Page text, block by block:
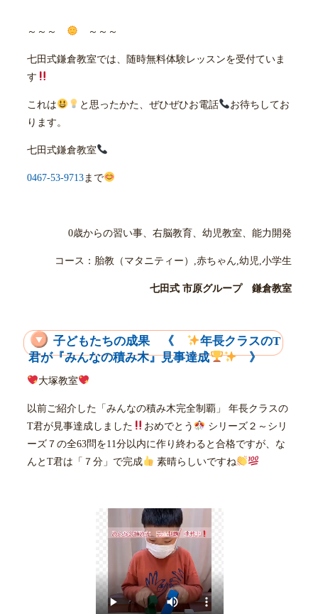
～～～ ～～～
七田式鎌倉教室では、随時無料体験レッスンを受付ていま
す
これは と思ったかた、ぜひぜひお電話
お待ちしてお
ります。
七田式鎌倉教室
0467-53-9713 まで
0歳からの習い事、右脳教育、幼児教室、能力開発
コース：胎教（マタニティー）,赤ちゃん,幼児,小学生
七田式 市原グループ 鎌倉教室
子どもたちの成果 《
年長クラスのT
君が『みんなの積み木』見事達成
》
大塚教室
以前ご紹介した「みんなの積み木完全制覇」 年長クラスの
T君が見事達成しました
おめでとう
シリーズ２～シリ
ーズ７の全63問を11分以内に作り終わると合格ですが、な
んとT君は「７分」で完成
素晴らしいですね